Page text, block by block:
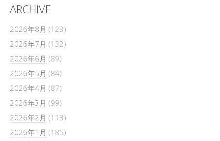
ARCHIVE
2026年8月 (123)
2026年7月 (132)
2026年6月 (89)
2026年5月 (84)
2026年4月 (87)
2026年3月 (99)
2026年2月 (113)
2026年1月 (185)